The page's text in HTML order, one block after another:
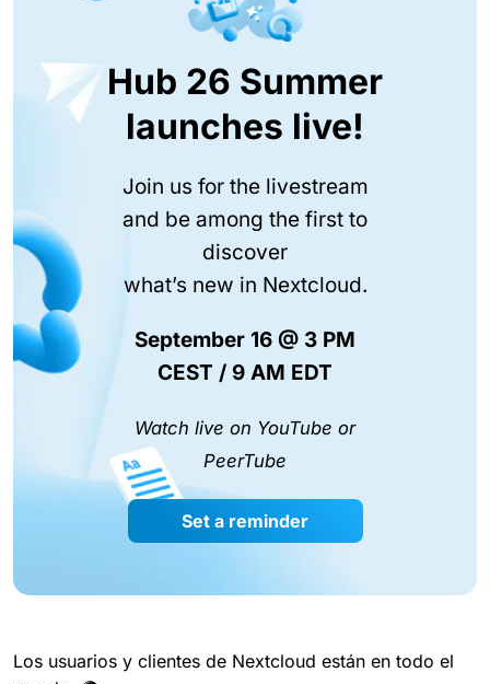
Hub 26 Summer
launches live!
Join us for the livestream
and be among the first to
discover
what’s new in Nextcloud.
September 16 @ 3 PM
CEST / 9 AM EDT
Watch live on YouTube or
PeerTube
Set a reminder
Los usuarios y clientes de Nextcloud están en todo el